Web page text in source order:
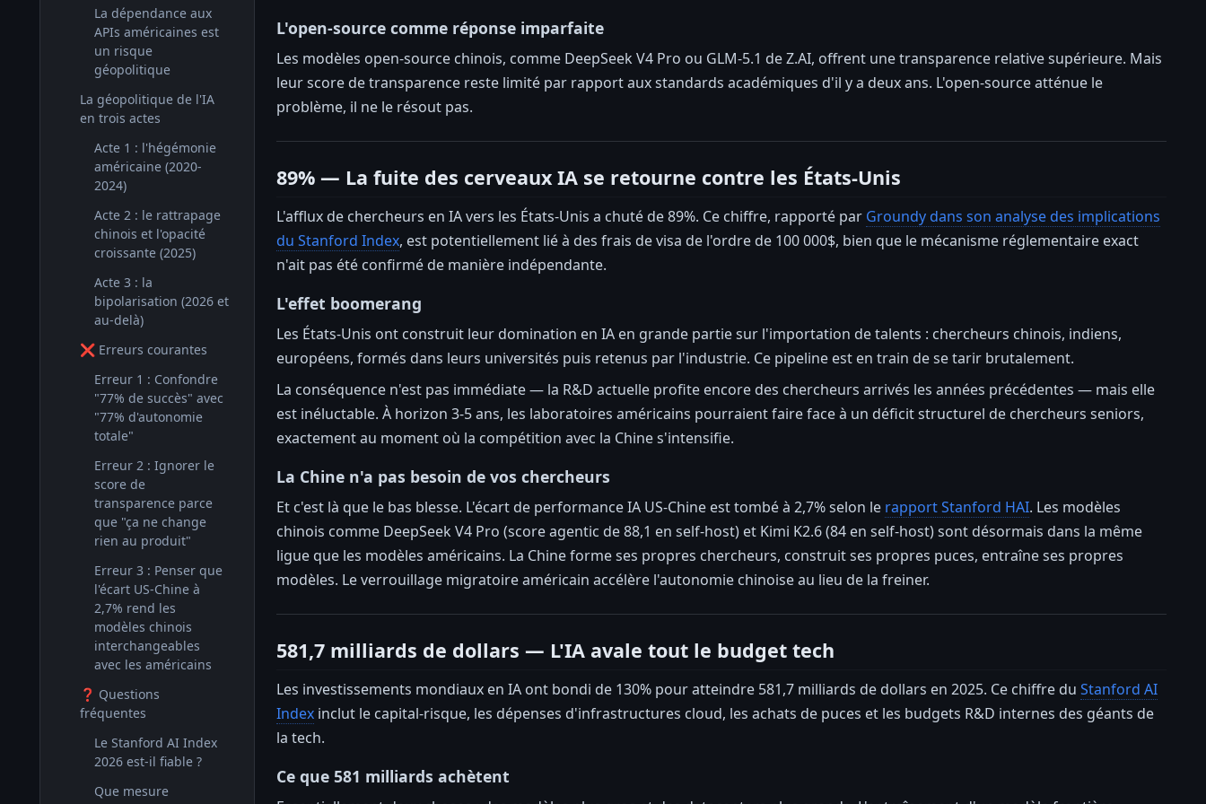
La dépendance aux
APIs américaines est
un risque
géopolitique
La géopolitique de l'IA
en trois actes
Acte 1 : l'hégémonie
américaine (2020-
2024)
Acte 2 : le rattrapage
chinois et l'opacité
croissante (2025)
Acte 3 : la
bipolarisation (2026 et
au-delà)
❌ Erreurs courantes
Erreur 1 : Confondre
"77% de succès" avec
"77% d'autonomie
totale"
Erreur 2 : Ignorer le
score de
transparence parce
que "ça ne change
rien au produit"
Erreur 3 : Penser que
l'écart US-Chine à
2,7% rend les
modèles chinois
interchangeables
avec les américains
❓ Questions
fréquentes
Le Stanford AI Index
2026 est-il fiable ?
Que mesure
L'open-source comme réponse imparfaite
Les modèles open-source chinois, comme DeepSeek V4 Pro ou GLM-5.1 de Z.AI, offrent une transparence relative supérieure. Mais
leur score de transparence reste limité par rapport aux standards académiques d'il y a deux ans. L'open-source atténue le
problème, il ne le résout pas.
89% — La fuite des cerveaux IA se retourne contre les États-Unis
L'afflux de chercheurs en IA vers les États-Unis a chuté de 89%. Ce chiffre, rapporté par Groundy dans son analyse des implications
du Stanford Index, est potentiellement lié à des frais de visa de l'ordre de 100 000$, bien que le mécanisme réglementaire exact
n'ait pas été confirmé de manière indépendante.
L'effet boomerang
Les États-Unis ont construit leur domination en IA en grande partie sur l'importation de talents : chercheurs chinois, indiens,
européens, formés dans leurs universités puis retenus par l'industrie. Ce pipeline est en train de se tarir brutalement.
La conséquence n'est pas immédiate — la R&D actuelle profite encore des chercheurs arrivés les années précédentes — mais elle
est inéluctable. À horizon 3-5 ans, les laboratoires américains pourraient faire face à un déficit structurel de chercheurs seniors,
exactement au moment où la compétition avec la Chine s'intensifie.
La Chine n'a pas besoin de vos chercheurs
Et c'est là que le bas blesse. L'écart de performance IA US-Chine est tombé à 2,7% selon le rapport Stanford HAI. Les modèles
chinois comme DeepSeek V4 Pro (score agentic de 88,1 en self-host) et Kimi K2.6 (84 en self-host) sont désormais dans la même
ligue que les modèles américains. La Chine forme ses propres chercheurs, construit ses propres puces, entraîne ses propres
modèles. Le verrouillage migratoire américain accélère l'autonomie chinoise au lieu de la freiner.
581,7 milliards de dollars — L'IA avale tout le budget tech
Les investissements mondiaux en IA ont bondi de 130% pour atteindre 581,7 milliards de dollars en 2025. Ce chiffre du Stanford AI
Index inclut le capital-risque, les dépenses d'infrastructures cloud, les achats de puces et les budgets R&D internes des géants de
la tech.
Ce que 581 milliards achètent